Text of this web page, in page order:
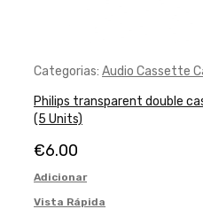
Categorias: Audio Cassette
Philips transparent double
(5 Units)
€6.00
Adicionar
Vista Rápida